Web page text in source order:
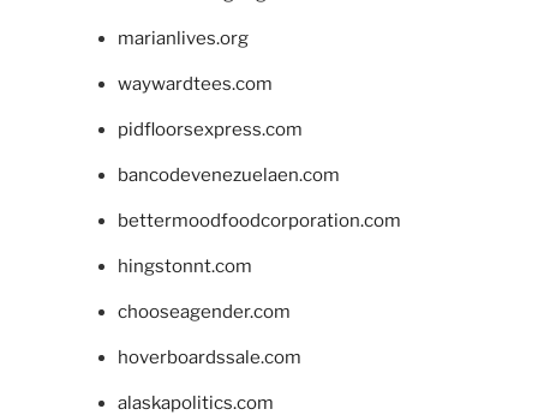
marianlives.org
waywardtees.com
pidfloorsexpress.com
bancodevenezuelaen.com
bettermoodfoodcorporation.com
hingstonnt.com
chooseagender.com
hoverboardssale.com
alaskapolitics.com